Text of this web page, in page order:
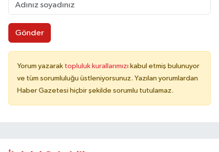
Gönder
Yorum yazarak topluluk kurallarımızı kabul etmiş bulunuyor
ve tüm sorumluluğu üstleniyorsunuz. Yazılan yorumlardan
Haber Gazetesi hiçbir şekilde sorumlu tutulamaz.